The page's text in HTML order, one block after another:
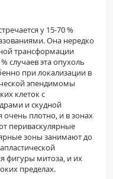
(КТ)
(МРТ)
у 15-70 %
Она нередко
трансформации
случаев эта опухоль
при локализации в
эпендимомы
клеток с
и скудной
очень плотно, и в зонах
периваскулярные
зоны занимают до
фигуры митоза, и их
пределах.